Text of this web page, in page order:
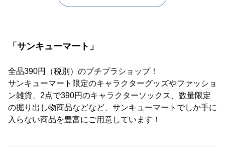
「サンキューマート」
全品390円（税別）のプチプラショップ！
サンキューマート限定のキャラクターグッズやファッショ
ン雑貨、2点で390円のキャラクターソックス、数量限定
の掘り出し物商品などなど、サンキューマートでしか手に
入らない商品を豊富にご用意しています！